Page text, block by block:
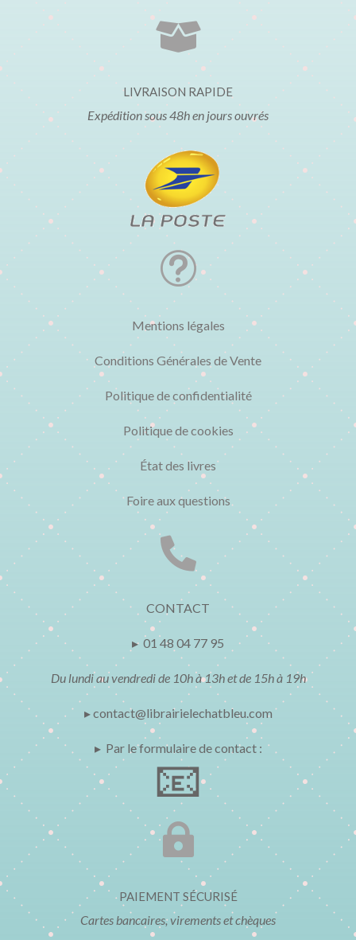

LIVRAISON RAPIDE
Expédition sous 48h en jours ouvrés
t
Mentions légales
Conditions Générales de Vente
Politique de confidentialité
Politique de cookies
État des livres
Foire aux questions

CONTACT
▸ 01 48 04 77 95
Du lundi au vendredi de 10h à 13h et de 15h à 19h
▸ contact@librairielechatbleu.com
▸ Par le formulaire de contact :
📧

PAIEMENT SÉCURISÉ
Cartes bancaires, virements et chèques